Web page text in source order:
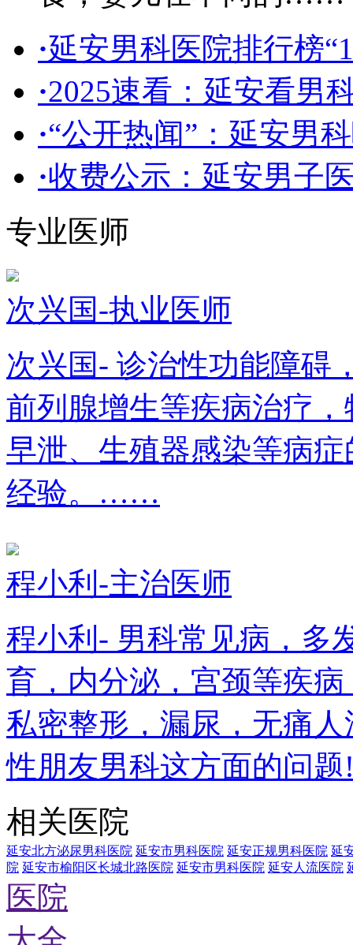
·延安男科医院排行榜
·2025速看：延安看男
·“公开热闻”：延安男
·收费公示：延安男子
专业医师
次兴国-执业医师
次兴国- 诊治性功能障碍
前列腺增生等疾病治疗
早泄、生殖器感染等病
经验。……
程小利-主治医师
程小利- 男科常见病，多
育，内分泌，宫颈等疾
私密整形，漏尿，无痛
性朋友男科这方面的问
相关医院
延安北方泌尿男科医院 延安市男科医院 延安正规男科医院 延
院 延安市榆阳区长城北路医院 延安市男科医院 延安人流医院
医院